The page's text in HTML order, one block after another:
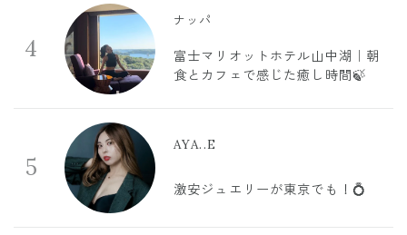
4
ナッパ
富士マリオットホテル山中湖｜朝
食とカフェで感じた癒し時間🍃
5
AYA..E
激安ジュエリーが東京でも！💍